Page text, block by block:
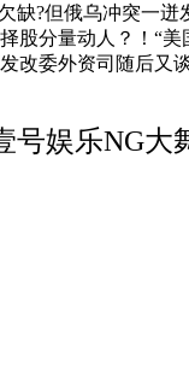
缺?但俄乌冲突一
分量动人？！“美
改委外资司随后又
号娱乐NG大